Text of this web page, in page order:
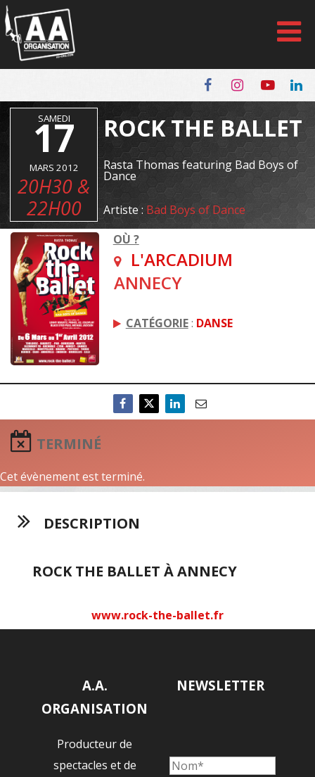
Panneau de gestion des cookies
SAMEDI
17
MARS 2012
20H30 &
22H00
ROCK THE BALLET
Rasta Thomas featuring Bad Boys of
Dance
Artiste : Bad Boys of Dance
OÙ ?
L'ARCADIUM
ANNECY
CATÉGORIE: DANSE
TERMINÉ
Cet évènement est terminé.
DESCRIPTION
ROCK THE BALLET À ANNECY
www.rock-the-ballet.fr
A.A.
ORGANISATION
Producteur de
spectacles et de
NEWSLETTER